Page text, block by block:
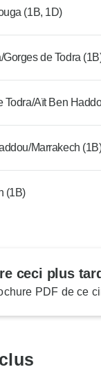
(1B, 1D)
Gorges de Todra
Todra/Aït Ben
Marrakech
(1B)
ceci plus
PDF de ce